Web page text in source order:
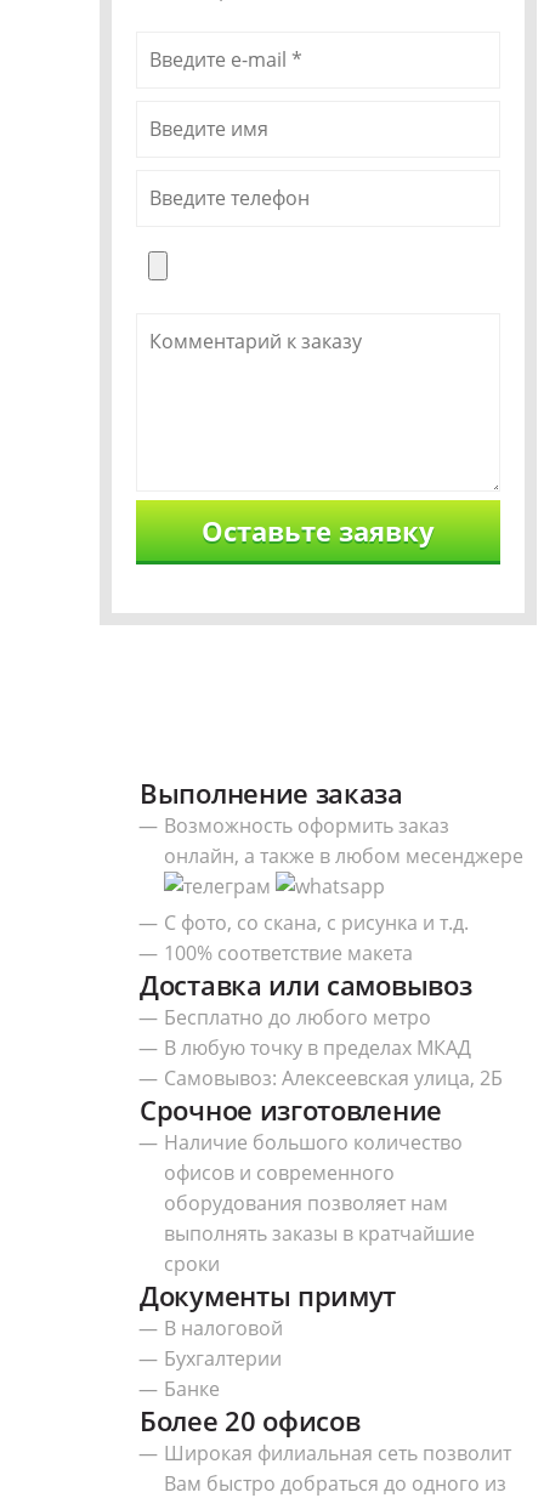
Выполнение заказа
Возможность оформить заказ
онлайн, а также в любом месенджере
С фото, со скана, с рисунка и т.д.
100% соответствие макета
Доставка или самовывоз
Бесплатно до любого метро
В любую точку в пределах МКАД
Самовывоз: Алексеевская улица, 2Б
Срочное изготовление
Наличие большого количество
офисов и современного
оборудования позволяет нам
выполнять заказы в кратчайшие
сроки
Документы примут
В налоговой
Бухгалтерии
Банке
Более 20 офисов
Широкая филиальная сеть позволит
Вам быстро добраться до одного из